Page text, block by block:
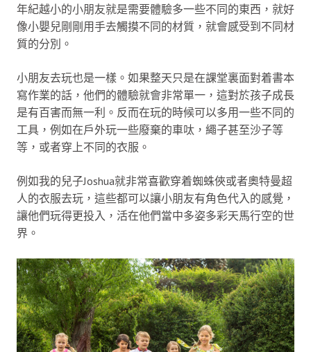
年紀越小的小朋友就是需要體驗多一些不同的東西，就好
像小嬰兒剛剛用手去觸摸不同的材質，就會感受到不同材
質的分別。
小朋友去玩也是一樣。如果整天只是在課堂裏面對着書本
寫作業的話，他們的體驗就會非常單一，這對於孩子成長
是有百害而無一利。反而在玩的時候可以多用一些不同的
工具，例如在戶外玩一些廢棄的車呔，繩子甚至沙子等
等，或者穿上不同的衣服。
例如我的兒子Joshua就非常喜歡穿着蜘蛛俠或者奧特曼超
人的衣服去玩，這些都可以讓小朋友有角色代入的感覺，
讓他們玩得更投入，活在他們當中多姿多彩天馬行空的世
界。